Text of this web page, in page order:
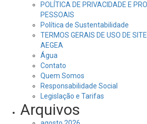
POLÍTICA DE PRIVACIDADE E
PESSOAIS
Política de Sustentabilidade
TERMOS GERAIS DE USO DE
AEGEA
Água
Contato
Quem Somos
Responsabilidade Social
Legislação e Tarifas
Arquivos